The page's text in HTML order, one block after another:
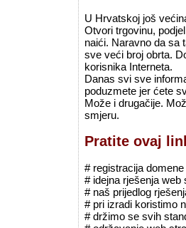
U Hrvatskoj još
Otvori trgovinu,
naići. Naravno da sa
sve veći broj obrta.
korisnika Interneta.
Danas svi sve
poduzmete jer ćete
Može i drugačije.
smjeru.
Pratite ovaj
# registracija
# idejna rješenja web
# naš prijedlog
# pri izradi koristimo
# držimo se svih